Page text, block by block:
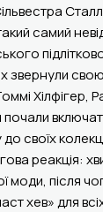
самий
звернули
Хілфігер,
своїх
реакція:
моди, після
хев» для